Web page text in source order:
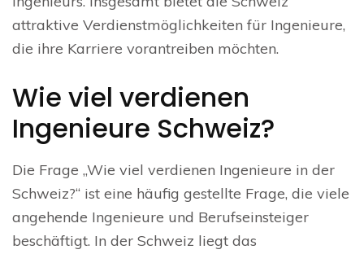
attraktive Verdienstmöglichkeiten für Ingenieure,
die ihre Karriere vorantreiben möchten.
Wie viel verdienen
Ingenieure Schweiz?
Die Frage „Wie viel verdienen Ingenieure in der
Schweiz?“ ist eine häufig gestellte Frage, die viele
angehende Ingenieure und Berufseinsteiger
beschäftigt. In der Schweiz liegt das